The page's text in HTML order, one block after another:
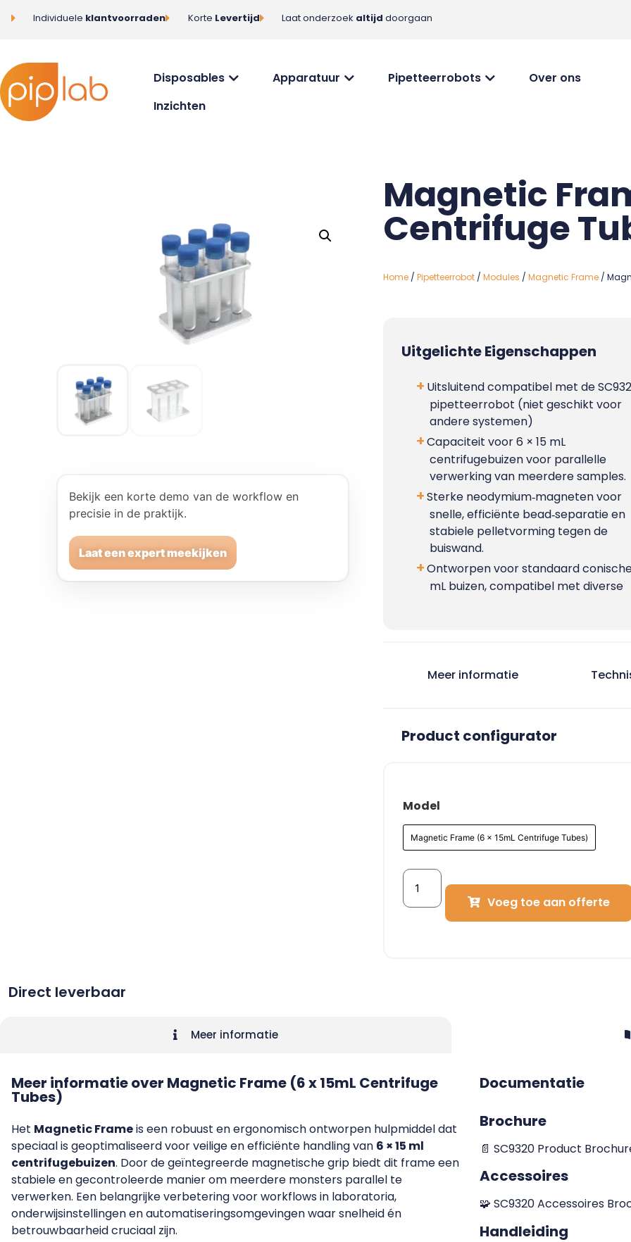
Individuele klantvoorraden Korte Levertijd Laat onderzoek altijd doorgaan
Disposables Apparatuur Pipetteerrobots
Over ons
Inzichten
Bekijk een korte demo van de workflow en
precisie in de praktijk.
Laat een expert meekijken
Magnetic
Centrifuge
Home / Pipetteerrobot / Modules / Magnetic Frame /
Uitgelichte Eigenschappen
Uitsluitend compatibel met de
pipetteerrobot (niet geschikt voor
andere systemen)
Capaciteit voor 6 × 15 mL
centrifugebuizen voor parallelle
verwerking van meerdere samples.​
Sterke neodymium‑magneten voor
snelle, efficiënte bead‑separatie en
stabiele pelletvorming tegen de
buiswand.​
Ontworpen voor standaard
mL buizen, compatibel met diverse
Meer informatie
Product configurator
Model
Magnetic Frame (6 x 15mL Centrifuge Tubes)
Voeg toe aan offerte
Direct leverbaar
Meer informatie
Meer informatie over Magnetic Frame (6 x 15mL Centrifuge
Tubes)
Het Magnetic Frameis een robuust en ergonomisch ontworpen hulpmiddel dat
speciaal is geoptimaliseerd voor veilige en efficiënte handling van 6 × 15 ml
centrifugebuizen. Door de geïntegreerde magnetische grip biedt dit frame een
stabiele en gecontroleerde manier om meerdere monsters parallel te
verwerken. Een belangrijke verbetering voor workflows in laboratoria,
onderwijsinstellingen en automatiseringsomgevingen waar snelheid én
betrouwbaarheid cruciaal zijn.
Documentatie
Brochure
📄 SC9320 Product
Accessoires
🧩 SC9320 Accessoires
Handleiding